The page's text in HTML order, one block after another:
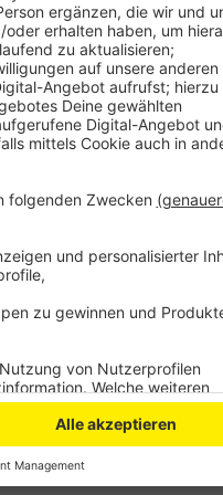
Berg“ in Hellenthal
aus der Nähe von
hundert Meter
zwischen Bad
Euskirchenerin ist
einem Grünstreifen
die Frau in eine